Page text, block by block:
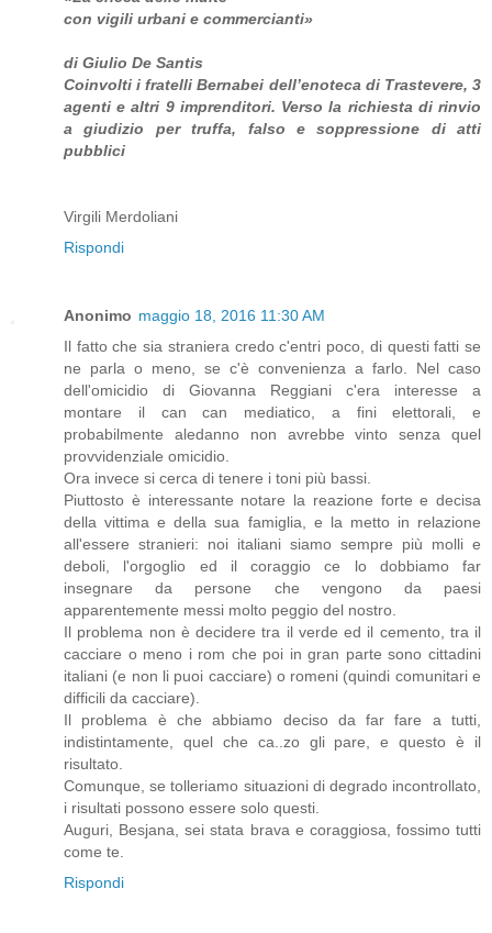
con vigili urbani e commercianti»
di Giulio De Santis
Coinvolti i fratelli Bernabei dell’enoteca di Trastevere, 3
agenti e altri 9 imprenditori. Verso la richiesta di rinvio
a giudizio per truffa, falso e soppressione di atti
pubblici
Virgili Merdoliani
Rispondi
Anonimo maggio 18, 2016 11:30 AM
Il fatto che sia straniera credo c'entri poco, di questi fatti se
ne parla o meno, se c'è convenienza a farlo. Nel caso
dell'omicidio di Giovanna Reggiani c'era interesse a
montare il can can mediatico, a fini elettorali, e
probabilmente aledanno non avrebbe vinto senza quel
provvidenziale omicidio.
Ora invece si cerca di tenere i toni più bassi.
Piuttosto è interessante notare la reazione forte e decisa
della vittima e della sua famiglia, e la metto in relazione
all'essere stranieri: noi italiani siamo sempre più molli e
deboli, l'orgoglio ed il coraggio ce lo dobbiamo far
insegnare da persone che vengono da paesi
apparentemente messi molto peggio del nostro.
Il problema non è decidere tra il verde ed il cemento, tra il
cacciare o meno i rom che poi in gran parte sono cittadini
italiani (e non li puoi cacciare) o romeni (quindi comunitari e
difficili da cacciare).
Il problema è che abbiamo deciso da far fare a tutti,
indistintamente, quel che ca..zo gli pare, e questo è il
risultato.
Comunque, se tolleriamo situazioni di degrado incontrollato,
i risultati possono essere solo questi.
Auguri, Besjana, sei stata brava e coraggiosa, fossimo tutti
come te.
Rispondi